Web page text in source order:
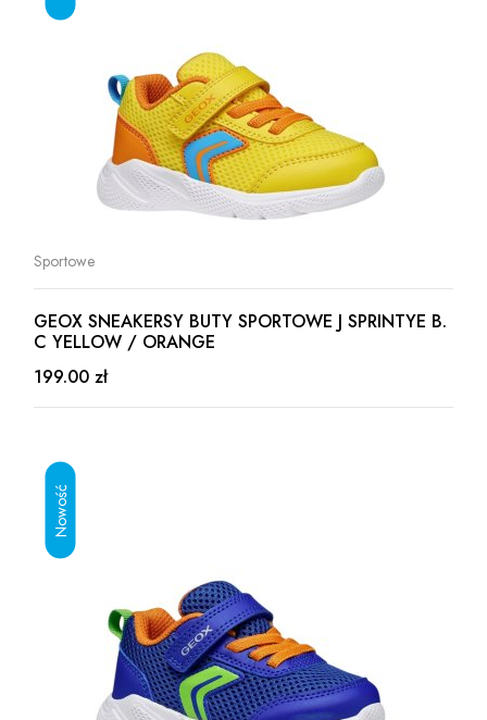
Sportowe
GEOX SNEAKERSY BUTY SPORTOWE J SPRINTYE B.
C YELLOW / ORANGE
199.00 zł